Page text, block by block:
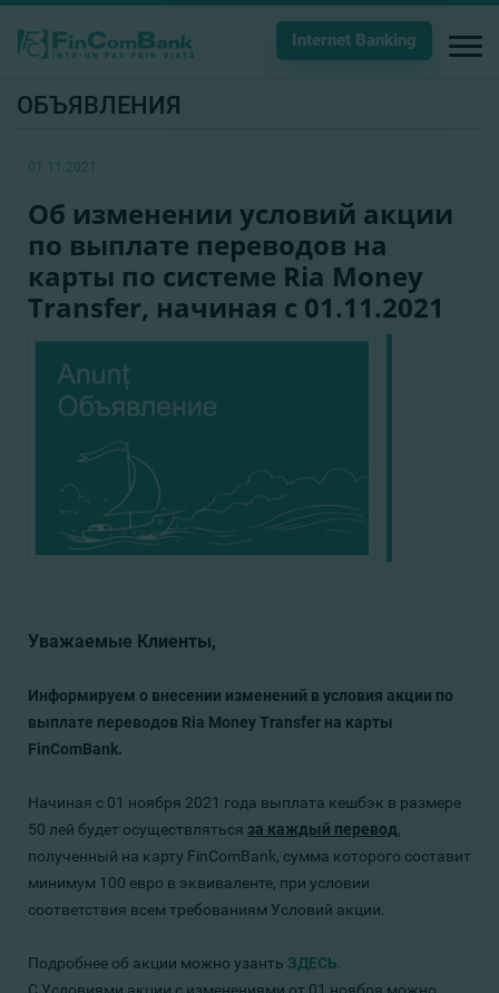
Internet Banking
ОБЪЯВЛЕНИЯ
01.11.2021
Об изменении условий акции
по выплате переводов на
карты по системе Ria Money
Transfer, начиная с 01.11.2021
Уважаемые Клиенты,
Информируем о внесении изменений в условия акции по
выплате переводов Ria Money Transfer на карты
FinComBank.
Начиная с 01 ноября 2021 года выплата кешбэк в размере
50 лей будет осуществляться за каждый перевод
полученный на карту FinComBank, сумма которого составит
минимум 100 евро в эквиваленте, при условии
соответствия всем требованиям Условий акции.
Подробнее об акции можно узанть ЗДЕСЬ